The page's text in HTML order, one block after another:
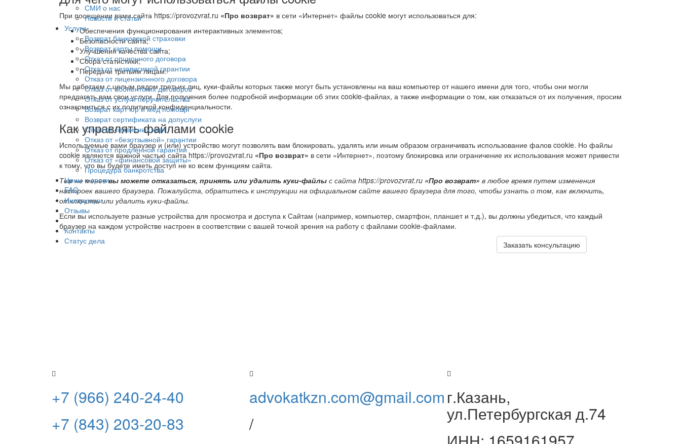
СМИ о нас
Новости и статьи
Услуги
Возврат банковской страховки
Возврат карты помощи
Отказ от опционного договора
Отказ от независимой гарантии
Отказ от лицензионного договора
Отказ от абонентских договоров
Отказ от услуги поручительства
Возврат карт юр и мед помощи
Возврат сертификата на допуслуги
Отказ от сервисных карт
Отказ от «безотзывной» гарантии
Отказ от продлённой гарантии
Отказ от «финансовой защиты»
Процедура банкротства
Цены и сроки
FAQ
Инструкции
Отзывы
Контакты
Статус дела
При посещении вами сайта https://provozvrat.ru «Про возврат» в сети «Интернет» файлы cookie могут использоваться для:
Обеспечения функционирования интерактивных элементов;
Безопасности сайта;
Улучшения качества сайта;
Сбора статистики;
Передачи третьим лицам.
Мы работаем с целым рядом третьих лиц, куки-файлы которых также могут быть установлены на ваш компьютер от нашего имени для того, чтобы они могли
предлагать вам свои услуги. Для получения более подробной информации об этих cookie-файлах, а также информации о том, как отказаться от их получения, просим
ознакомиться с их политикой конфиденциальности.
Как управлять файлами cookie
Используемые вами браузер и (или) устройство могут позволять вам блокировать, удалять или иным образом ограничивать использование фалов cookie. Но файлы
cookie являются важной частью сайта https://provozvrat.ru «Про возврат» в сети «Интернет», поэтому блокировка или ограничение их использования может привести
к тому, что вы будете иметь доступ не ко всем функциям сайта.
Тем не менеевы можете отказаться, принять или удалить куки-файлы с сайта https://provozvrat.ru «Про возврат» в любое время путем изменения
настроек вашего браузера. Пожалуйста, обратитесь к инструкции на официальном сайте вашего браузера для того, чтобы узнать о том, как включить,
отключить или удалить куки-файлы.
Если вы используете разные устройства для просмотра и доступа к Сайтам (например, компьютер, смартфон, планшет и т.д.), вы должны убедиться, что каждый
браузер на каждом устройстве настроен в соответствии с вашей точкой зрения на работу с файлами cookie-файлами.
Заказать консультацию
+7 (966) 240-24-40
+7 (843) 203-20-83
advokatkzn.com@gmail.com
/
г.Казань,
ул.Петербургская д.74